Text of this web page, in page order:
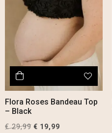
Flora Roses Bandeau Top
– Black
€29,99 Original
€ 19,99